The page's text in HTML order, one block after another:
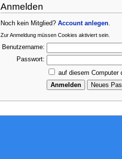
Anmelden
Noch kein Mitglied?Account anlegen
Zur Anmeldung müssen Cookies aktiviert sein.
Benutzername:
Passwort:
auf diesem Computer